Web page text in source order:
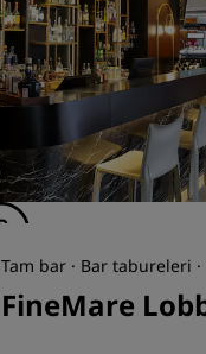
Tam bar · Bar tabureleri
FineMare